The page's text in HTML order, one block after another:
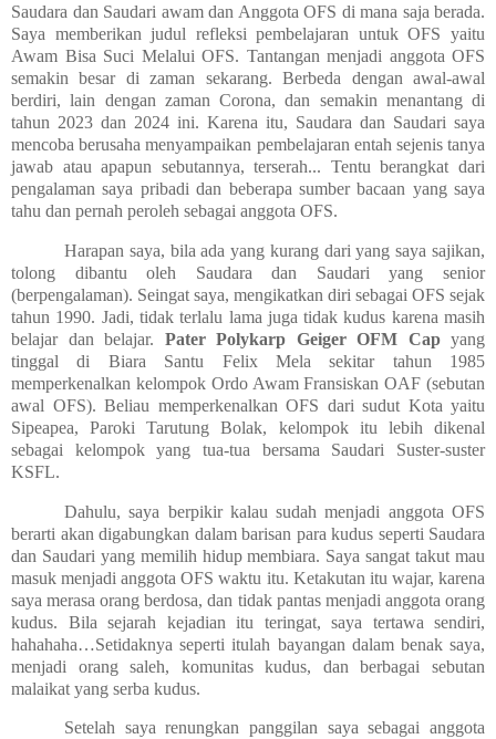
Saudara dan Saudari awam dan Anggota OFS di mana saja berada.
Saya memberikan judul refleksi pembelajaran untuk OFS yaitu
Awam Bisa Suci Melalui OFS. Tantangan menjadi anggota OFS
semakin besar di zaman sekarang. Berbeda dengan awal-awal
berdiri, lain dengan zaman Corona, dan semakin menantang di
tahun 2023 dan 2024 ini. Karena itu, Saudara dan Saudari saya
mencoba berusaha menyampaikan pembelajaran entah sejenis tanya
jawab atau apapun sebutannya, terserah... Tentu berangkat dari
pengalaman saya pribadi dan beberapa sumber bacaan yang saya
tahu dan pernah peroleh sebagai anggota OFS.
Harapan saya, bila ada yang kurang dari yang saya sajikan,
tolong dibantu oleh Saudara dan Saudari yang senior
(berpengalaman). Seingat saya, mengikatkan diri sebagai OFS sejak
tahun 1990. Jadi, tidak terlalu lama juga tidak kudus karena masih
belajar dan belajar. Pater Polykarp Geiger OFM Capyang
tinggal di Biara Santu Felix Mela sekitar tahun 1985
memperkenalkan kelompok Ordo Awam Fransiskan OAF (sebutan
awal OFS). Beliau memperkenalkan OFS dari sudut Kota yaitu
Sipeapea, Paroki Tarutung Bolak, kelompok itu lebih dikenal
sebagai kelompok yang tua-tua bersama Saudari Suster-suster
KSFL.
Dahulu, saya berpikir kalau sudah menjadi anggota OFS
berarti akan digabungkan dalam barisan para kudus seperti Saudara
dan Saudari yang memilih hidup membiara. Saya sangat takut mau
masuk menjadi anggota OFS waktu itu. Ketakutan itu wajar, karena
saya merasa orang berdosa, dan tidak pantas menjadi anggota orang
kudus. Bila sejarah kejadian itu teringat, saya tertawa sendiri,
hahahaha…Setidaknya seperti itulah bayangan dalam benak saya,
menjadi orang saleh, komunitas kudus, dan berbagai sebutan
malaikat yang serba kudus.
Setelah saya renungkan panggilan saya sebagai anggota